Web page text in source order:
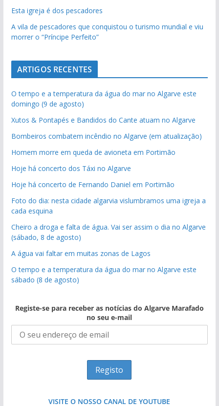
Esta igreja é dos pescadores
A vila de pescadores que conquistou o turismo mundial e viu
morrer o “Príncipe Perfeito”
ARTIGOS RECENTES
O tempo e a temperatura da água do mar no Algarve este
domingo (9 de agosto)
Xutos & Pontapés e Bandidos do Cante atuam no Algarve
Bombeiros combatem incêndio no Algarve (em atualização)
Homem morre em queda de avioneta em Portimão
Hoje há concerto dos Táxi no Algarve
Hoje há concerto de Fernando Daniel em Portimão
Foto do dia: nesta cidade algarvia vislumbramos uma igreja a
cada esquina
Cheiro a droga e falta de água. Vai ser assim o dia no Algarve
(sábado, 8 de agosto)
A água vai faltar em muitas zonas de Lagos
O tempo e a temperatura da água do mar no Algarve este
sábado (8 de agosto)
Registe-se para receber as notícias do Algarve Marafado
no seu e-mail
VISITE O NOSSO CANAL DE YOUTUBE